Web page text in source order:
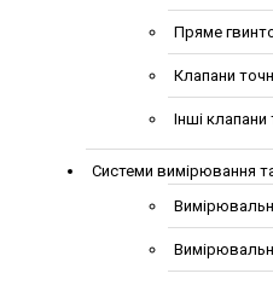
Пряме
Клапани
Інші клапани
Системи вимірювання